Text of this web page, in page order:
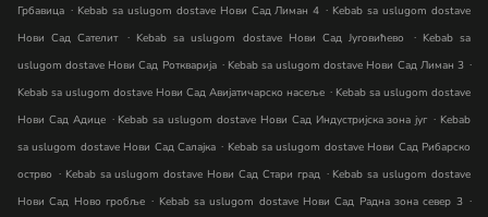
Грбавица . Kebab sa uslugom dostave Нови Сад Лиман 4 . Kebab sa uslugom dostave
Нови Сад Сателит
. Kebab sa uslugom dostave Нови Сад Југовићево . Kebab sa
uslugom dostave Нови Сад Роткварија . Kebab sa uslugom dostave Нови Сад Лиман 3 .
Kebab sa uslugom dostave Нови Сад Авијатичарско насеље . Kebab sa uslugom dostave
Нови Сад Адице . Kebab sa uslugom dostave Нови Сад Индустријска зона југ . Kebab
sa uslugom dostave Нови Сад Салајка . Kebab sa uslugom dostave Нови Сад Рибарско
острво . Kebab sa uslugom dostave Нови Сад Стари град . Kebab sa uslugom dostave
Нови Сад Ново гробље . Kebab sa uslugom dostave Нови Сад Радна зона север 3 .